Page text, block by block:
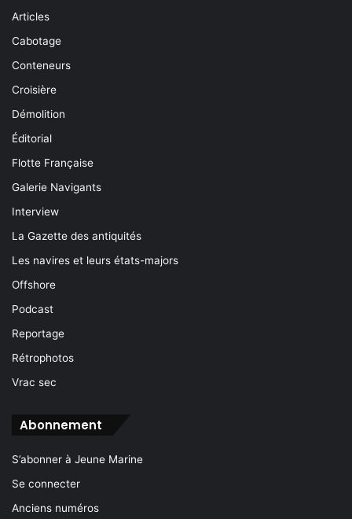
Articles
Cabotage
Conteneurs
Croisière
Démolition
Éditorial
Flotte Française
Galerie Navigants
Interview
La Gazette des antiquités
Les navires et leurs états-majors
Offshore
Podcast
Reportage
Rétrophotos
Vrac sec
Abonnement
S’abonner à Jeune Marine
Se connecter
Anciens numéros